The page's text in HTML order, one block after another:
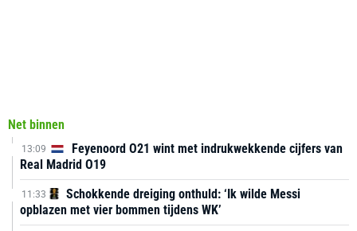
Net binnen
13:09
Feyenoord O21 wint met indrukwekkende cijfers van
Real Madrid O19
11:33
Schokkende dreiging onthuld: ‘Ik wilde Messi
opblazen met vier bommen tijdens WK’